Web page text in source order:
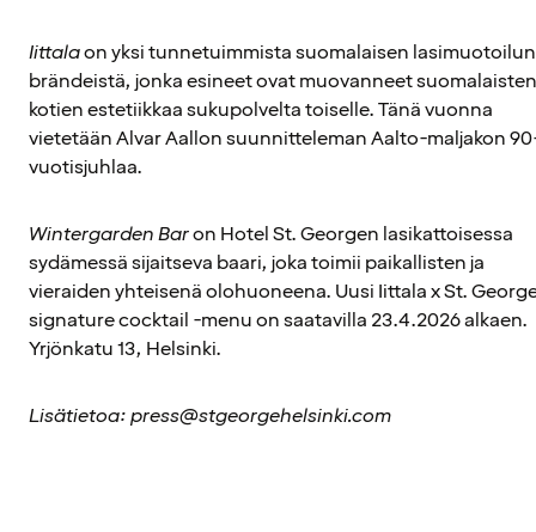
Iittalaon yksi tunnetuimmista suomalaisen lasimuotoilun
brändeistä, jonka esineet ovat muovanneet suomalaisten
kotien estetiikkaa sukupolvelta toiselle. Tänä vuonna
vietetään Alvar Aallon suunnitteleman Aalto-maljakon
vuotisjuhlaa.
Wintergarden Baron Hotel St. Georgen lasikattoisessa
sydämessä sijaitseva baari, joka toimii paikallisten ja
vieraiden yhteisenä olohuoneena. Uusi Iittala x St.
signature cocktail -menu on saatavilla 23.4.2026 alkaen.
Yrjönkatu 13, Helsinki.
Lisätietoa: press@stgeorgehelsinki.com